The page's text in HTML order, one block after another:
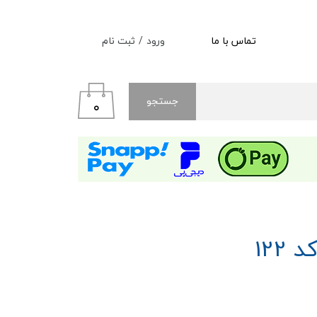
ورود / ثبت نام
تغییر گذر واژه
سفارشات
خروج از حساب کاربری
تماس با ما
جستجو ۰